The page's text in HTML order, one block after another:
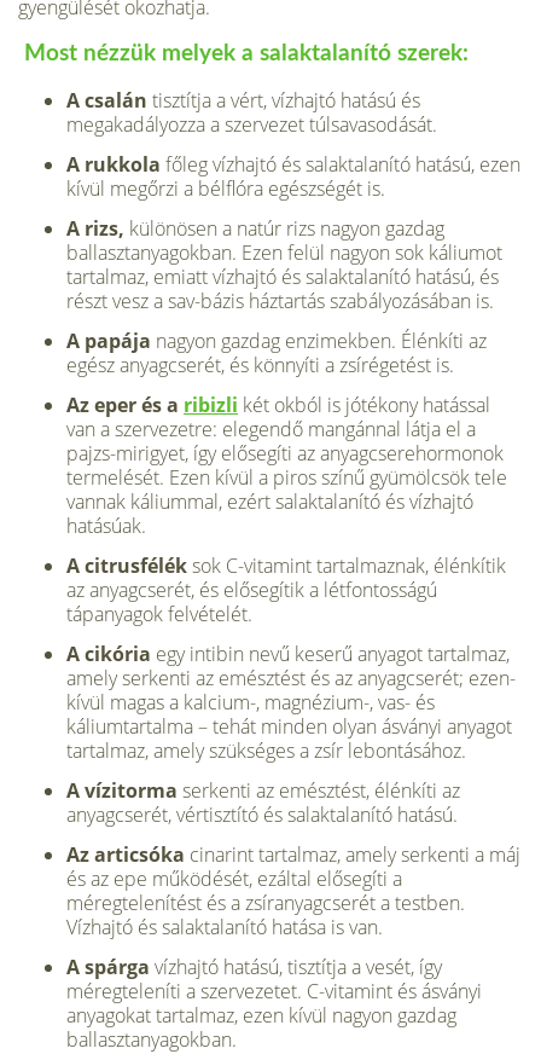
gyengülését okozhatja.
Most nézzük melyek a salaktalanító szerek:
A csalán tisztítja a vért, vízhajtó hatású és
megakadályozza a szervezet túlsavasodását.
A rukkola főleg vízhajtó és salaktalanító hatású, ezen
kívül megőrzi a bélflóra egészségét is.
A rizs, különösen a natúr rizs nagyon gazdag
ballasztanyagokban. Ezen felül nagyon sok káliumot
tartalmaz, emiatt vízhajtó és salaktalanító hatású, és
részt vesz a sav-bázis háztartás szabályozásában is.
A papája nagyon gazdag enzimekben. Élénkíti az
egész anyagcserét, és könnyíti a zsírégetést is.
Az eper és a ribizli két okból is jótékony hatással
van a szervezetre: elegendő mangánnal látja el a
pajzs-mirigyet, így elősegíti az anyagcserehormonok
termelését. Ezen kívül a piros színű gyümölcsök tele
vannak káliummal, ezért salaktalanító és vízhajtó
hatásúak.
A citrusféléksok C-vitamint tartalmaznak, élénkítik
az anyagcserét, és elősegítik a létfontosságú
tápanyagok felvételét.
A cikória egy intibin nevű keserű anyagot tartalmaz,
amely serkenti az emésztést és az anyagcserét; ezen-
kívül magas a kalcium-, magnézium-, vas- és
káliumtartalma – tehát minden olyan ásványi anyagot
tartalmaz, amely szükséges a zsír lebontásához.
A vízitorma serkenti az emésztést, élénkíti az
anyagcserét, vértisztító és salaktalanító hatású.
Az articsóka cinarint tartalmaz, amely serkenti a máj
és az epe működését, ezáltal elősegíti a
méregtelenítést és a zsíranyagcserét a testben.
Vízhajtó és salaktalanító hatása is van.
A spárga vízhajtó hatású, tisztítja a vesét, így
méregteleníti a szervezetet. C-vitamint és ásványi
anyagokat tartalmaz, ezen kívül nagyon gazdag
ballasztanyagokban.